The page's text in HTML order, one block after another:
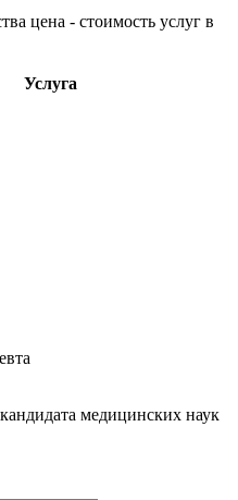
цена - стоимость услуг в
Услуга
медицинских наук